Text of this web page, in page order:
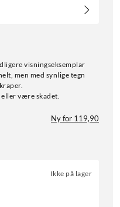
visningseksemplar
men med synlige tegn
være skadet.
Ny for 119,90
Ikke på lager